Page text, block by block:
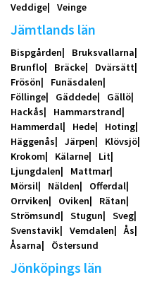
Veddige Veinge
Jämtlands län
Bispgården
Bruksvallarna
Brunflo
Bräcke
Dvärsätt
Frösön
Funäsdalen
Föllinge
Gäddede
Gällö
Hackås
Hammarstrand
Hammerdal
Hede
Hoting
Häggenås
Järpen
Klövsjö
Krokom
Kälarne
Lit
Ljungdalen
Mattmar
Mörsil
Nälden
Offerdal
Orrviken
Oviken
Rätan
Strömsund
Stugun
Sveg
Svenstavik
Vemdalen
Ås
Åsarna
Östersund
Jönköpings län